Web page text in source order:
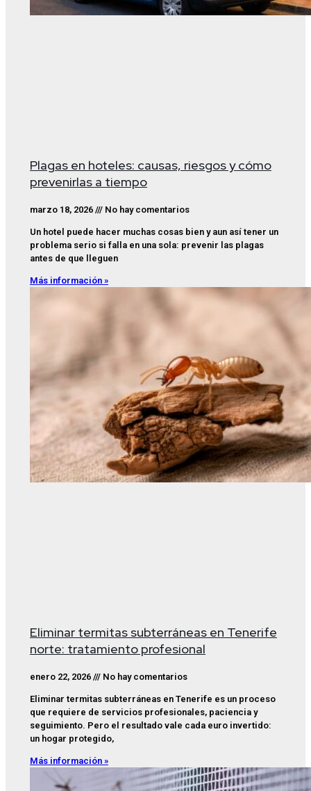
Plagas en hoteles: causas, riesgos y cómo
prevenirlas a tiempo
marzo 18, 2026 No hay comentarios
Un hotel puede hacer muchas cosas bien y aun así tener un
problema serio si falla en una sola: prevenir las plagas
antes de que lleguen
Más información »
Eliminar termitas subterráneas en Tenerife
norte: tratamiento profesional
enero 22, 2026 No hay comentarios
Eliminar termitas subterráneas en Tenerife es un proceso
que requiere de servicios profesionales, paciencia y
seguimiento. Pero el resultado vale cada euro invertido:
un hogar protegido,
Más información »